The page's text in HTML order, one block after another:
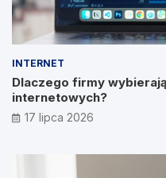
INTERNET
Dlaczego firmy
internetowych?
17 lipca 2026